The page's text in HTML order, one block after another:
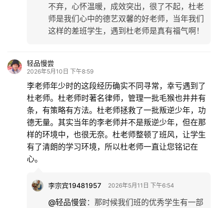
不弃，心怀温暖，成效突出，很了不起，杜老
师是我们心中的德艺双馨的好老师，当年我们
这样的差班学生，遇到杜老师是真有福气啊！
轻品慢尝
2026年5月10日 下午8:59
李老师年少时的这段经历确实不同寻常，幸亏遇到了
杜老师。杜老师时著名律师，管理一批毛猴也井井有
条，有策略有方法。杜老师拯救了一批叛逆少年，功
德无量。其实当年的李老师并不是叛逆少年，但在那
样的环境中，也很无奈。杜老师整顿了班风，让学生
有了清朗的学习环境，所以杜老师一直让您铭记在
心。
李宗宾19481957 2026年5月11日 下午6:54
@轻品慢尝 ： 那时候我们班的优秀学生有一部